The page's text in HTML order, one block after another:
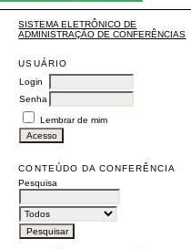
SISTEMA ELETRÔNICO DE
ADMINISTRAÇÃO DE CONFERÊNCIAS
USUÁRIO
Login
Senha
Lembrar de mim
CONTEÚDO DA CONFERÊNCIA
Pesquisa